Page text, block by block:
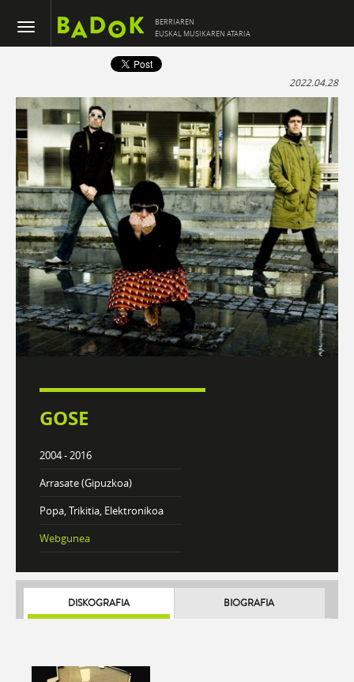
BERRIAREN
EUSKAL MUSIKAREN ATARIA
2022.04.28
GOSE
2004 - 2016
Arrasate (Gipuzkoa)
Popa, Trikitia, Elektronikoa
Webgunea
DISKOGRAFIA BIOGRAFIA